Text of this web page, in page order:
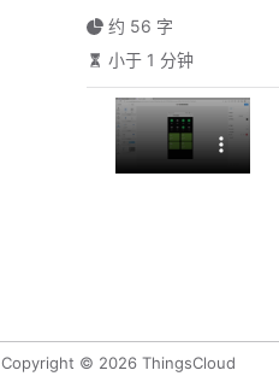
约 56 字
小于 1 分钟
Copyright © 2026 ThingsCloud